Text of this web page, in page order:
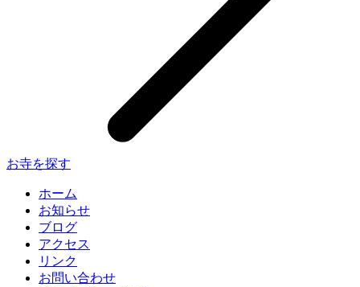
お寺を探す
ホーム
お知らせ
ブログ
アクセス
リンク
お問い合わせ